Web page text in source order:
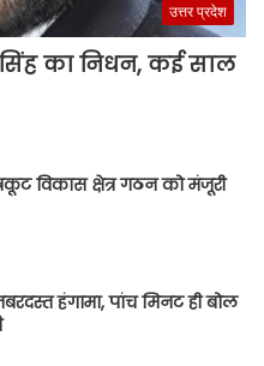
उत्तर प्रदेश
का निधन, कई साल
विकास क्षेत्र गठन को मंजूरी
हंगामा, पांच मिनट ही बोल